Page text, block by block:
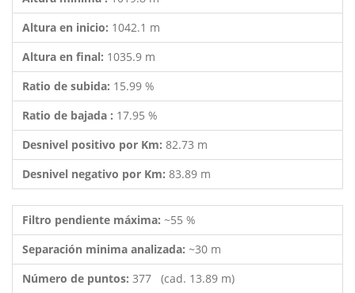
Altura en inicio: 1042.1 m
Altura en final: 1035.9 m
Ratio de subida: 15.99 %
Ratio de bajada : 17.95 %
Desnivel positivo por Km: 82.73 m
Desnivel negativo por Km: 83.89 m
Filtro pendiente máxima: ~55 %
Separación minima analizada: ~30 m
Número de puntos: 377 (cad. 13.89 m)